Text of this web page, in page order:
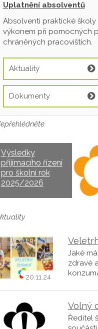
Uplatnění absolventů
Absolventi praktické
výkonem při pomocných
chráněných pracovištích.
Aktuality
Dokumenty
Výsledky
přijímacího řízení
pro školní rok
2025/2026
20.11.24
Jaké
zdravé
Volný
Ředitel